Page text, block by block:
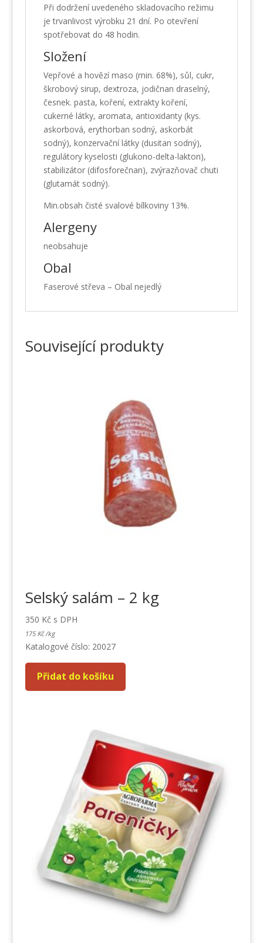
Při dodržení uvedeného skladovacího režimu
je trvanlivost výrobku 21 dní. Po otevření
spotřebovat do 48 hodin.
Složení
Vepřové a hovězí maso (min. 68%), sůl, cukr,
škrobový sirup, dextroza, jodičnan draselný,
česnek. pasta, koření, extrakty koření,
cukerné látky, aromata, antioxidanty (kys.
askorbová, erythorban sodný, askorbát
sodný), konzervační látky (dusitan sodný),
regulátory kyselosti (glukono-delta-lakton),
stabilizátor (difosforečnan), zvýrazňovač chuti
(glutamát sodný).
Min.obsah čisté svalové bílkoviny 13%.
Alergeny
neobsahuje
Obal
Faserové střeva – Obal nejedlý
Související produkty
Selský salám – 2 kg
350 Kč s DPH
175 Kč /kg
Katalogové číslo: 20027
Přidat do košíku